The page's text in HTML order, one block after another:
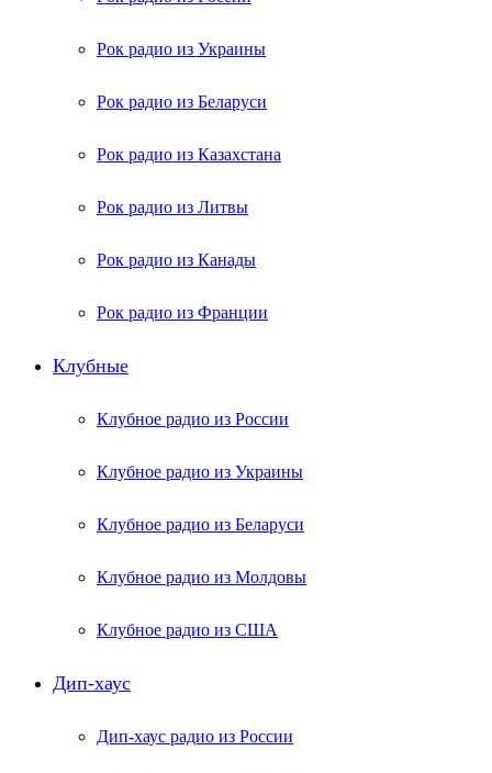
Рок радио из Украины
Рок радио из Беларуси
Рок радио из Казахстана
Рок радио из Литвы
Рок радио из Канады
Рок радио из Франции
Клубные
Клубное радио из России
Клубное радио из Украины
Клубное радио из Беларуси
Клубное радио из Молдовы
Клубное радио из США
Дип-хаус
Дип-хаус радио из России